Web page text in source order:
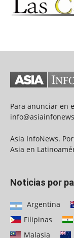
Para anunciar en
Asia InfoNews.
Asia en
Noticias por
Argentina
Filipinas
Malasia